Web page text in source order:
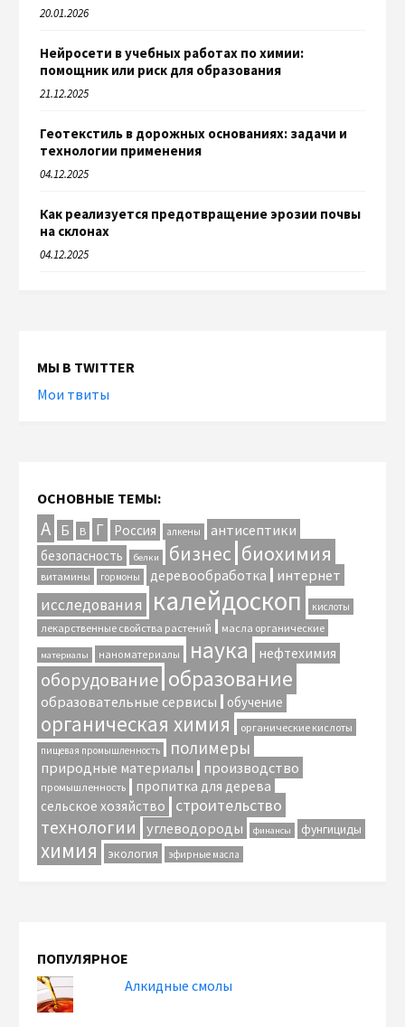
20.01.2026
Нейросети в учебных работах по химии:
помощник или риск для образования
21.12.2025
Геотекстиль в дорожных основаниях: задачи и
технологии применения
04.12.2025
Как реализуется предотвращение эрозии почвы
на склонах
04.12.2025
МЫ В TWITTER
Мои твиты
ОСНОВНЫЕ ТЕМЫ:
А Б В Г Россия алкены антисептики
безопасность белки бизнес биохимия
витамины гормоны деревообработка интернет
исследования калейдоскоп кислоты
лекарственные свойства растений масла органические
материалы наноматериалы наука нефтехимия
оборудование образование
образовательные сервисы обучение
органическая химия органические кислоты
пищевая промышленность полимеры
природные материалы производство
промышленность
пропитка для дерева
сельское хозяйство
строительство
технологии углеводороды финансы фунгициды
химия экология эфирные масла
ПОПУЛЯРНОЕ
Алкидные смолы